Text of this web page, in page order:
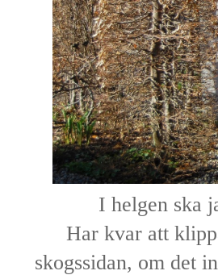
I helgen ska
Har kvar att
skogssidan, om det